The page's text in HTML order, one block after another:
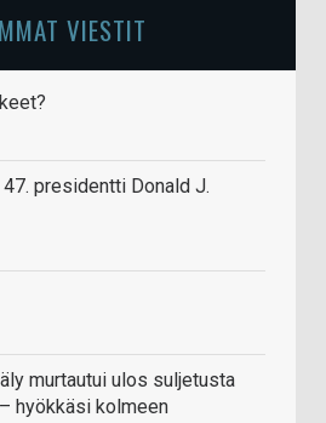
VIESTIT
presidentti Donald J.
murtautui ulos suljetusta
hyökkäsi kolmeen